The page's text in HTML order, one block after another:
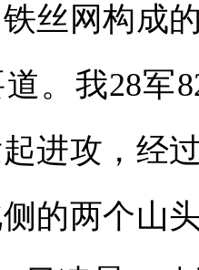
丝网构成
。我28军
进攻，经
的两个山